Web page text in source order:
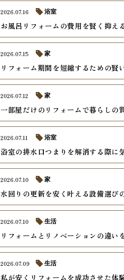
お風呂リフォームの費用を賢く抑え
2026.07.16 浴室
リフォーム期間を短縮するための賢
2026.07.15 家
一部屋だけのリフォームで暮らしの
2026.07.12 家
浴室の排水口つまりを解消する際に
2026.07.11 浴室
水回りの更新を安く叶える設備選び
2026.07.10 家
リフォームとリノベーションの違い
2026.07.10 生活
私が安くリフォームを成功させた体
2026.07.09 生活